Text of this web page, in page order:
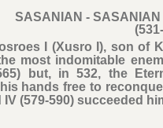
SASANIAN - SASANIAN
I (Xusro I), son of
most indomitable
but, in 532, the
hands free to
(579-590) succeeded